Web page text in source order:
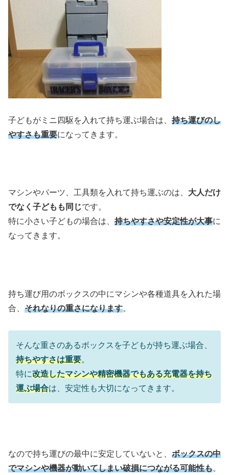
子どもがミニ四駆を入れて持ち運ぶ場合は、 持ち運びのし
やすさも重要になってきます。
マシンやパーツ、工具類を入れて持ち運ぶのは、 大人だけ
でなく子どもも同じです。
特に小さい子どもの場合は、 持ちやすさや安定性が大事に
なってきます。
持ち運び用のボックスの中にマシンや各種道具を入れた場
合、 それなりの重さになります。
そんな重さのあるボックスを子どもが持ち運ぶ場合、
持ちやすさは重要。
特に改造したマシンや精密機器でもある充電器を持ち
運ぶ場合は、安定性も大切になってきます。
なので持ち運びの最中に安定していないと、 ボックスの中
でマシンや機器が動いてしまい破損につながる可能性も。